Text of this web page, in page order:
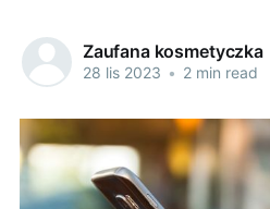
Zaufana kosmetyczka
28 lis 2023 • 2 min read